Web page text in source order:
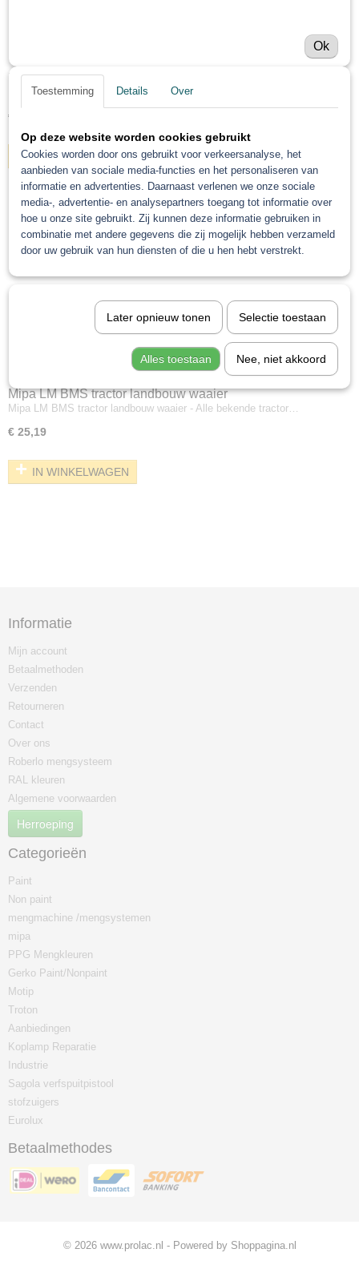
Roberlo truck waaier
Roberlo truck waaier - Meest voorkomende truck kleuren -…
€ 205,25
IN WINKELWAGEN
Mipa LM BMS tractor landbouw waaier
Mipa LM BMS tractor landbouw waaier - Alle bekende tractor…
€ 25,19
IN WINKELWAGEN
Informatie
Mijn account
Betaalmethoden
Verzenden
Retourneren
Contact
Over ons
Roberlo mengsysteem
RAL kleuren
Algemene voorwaarden
Herroeping
Categorieën
Paint
Non paint
mengmachine /mengsystemen
mipa
PPG Mengkleuren
Gerko Paint/Nonpaint
Motip
Troton
Aanbiedingen
Koplamp Reparatie
Industrie
Sagola verfspuitpistool
stofzuigers
Eurolux
Betaalmethodes
© 2026 www.prolac.nl - Powered by Shoppagina.nl
Ok
Toestemming Details Over
Op deze website worden cookies gebruikt
Cookies worden door ons gebruikt voor verkeersanalyse, het
aanbieden van sociale media-functies en het personaliseren van
informatie en advertenties. Daarnaast verlenen we onze sociale
media-, advertentie- en analysepartners toegang tot informatie over
hoe u onze site gebruikt. Zij kunnen deze informatie gebruiken in
combinatie met andere gegevens die zij mogelijk hebben verzameld
door uw gebruik van hun diensten of die u hen hebt verstrekt.
Later opnieuw tonen Selectie toestaan
Alles toestaan Nee, niet akkoord